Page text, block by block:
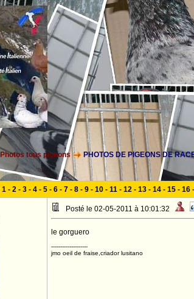
Photos tous pigeons PHOTOS DE PIGEONS DE
1- 2- 3- 4- 5- 6- 7- 8- 9- 10- 11- 12- 13- 14- 15- 16-
Posté le 02-05-2011 à 10:01:32
le gorguero
--------------------
jmo oeil de fraise,criador lusitano